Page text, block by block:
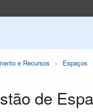
e Recursos Espaços
de